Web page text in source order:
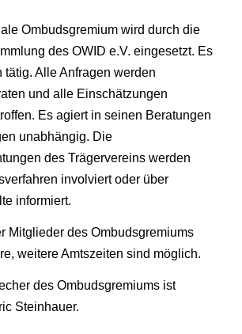
Ombudsgremium wird durch die
des OWID e.V. eingesetzt. Es
tätig. Alle Anfragen werden
und alle Einschätzungen
Es agiert in seinen Beratungen
unabhängig. Die
des Trägervereins werden
involviert oder über
informiert.
Mitglieder des Ombudsgremiums
weitere Amtszeiten sind möglich.
des Ombudsgremiums ist
Steinhauer.